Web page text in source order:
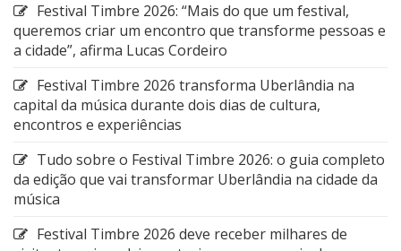
Festival Timbre 2026: “Mais do que um festival,
queremos criar um encontro que transforme pessoas e
a cidade”, afirma Lucas Cordeiro
Festival Timbre 2026 transforma Uberlândia na
capital da música durante dois dias de cultura,
encontros e experiências
Tudo sobre o Festival Timbre 2026: o guia completo
da edição que vai transformar Uberlândia na cidade da
música
Festival Timbre 2026 deve receber milhares de